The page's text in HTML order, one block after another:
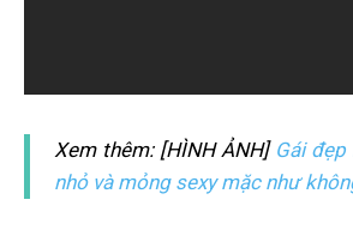
Xem thêm: [HÌNH ẢNH] Gái
nhỏ và mỏng sexy mặc như